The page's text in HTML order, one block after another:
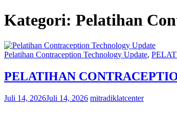
Kategori: Pelatihan
Pelatihan Contraception Technology Update,
PELATIHAN
Juli 14, 2026Juli 14, 2026 mitradiklatcenter